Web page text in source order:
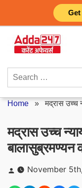
content
Search
Home »मद्रास उच्च
मद्रास उच्च
बालासुब्रमण्यन
Posted
by
November